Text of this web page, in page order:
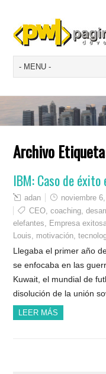
Archivo
IBM: Caso de éxito
adan noviembre
CEO ,coaching ,
elefantes
Empresa
Louis
motivación ,
Llegaba el primer año
se enfocaba en las
Kuwait, el mundial de
disolución de la unión
LEER MÁS